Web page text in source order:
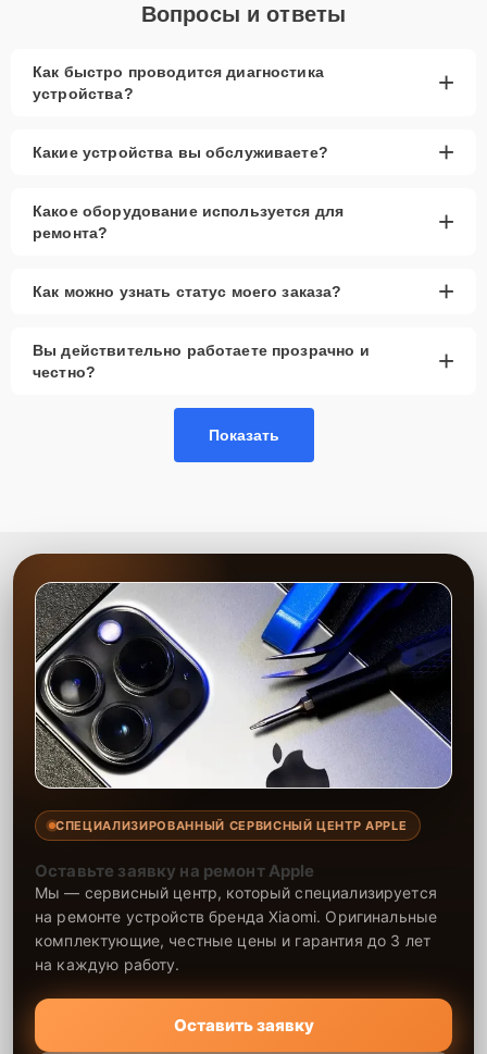
Вопросы и ответы
Как быстро проводится диагностика
устройства?
+
Какие устройства вы обслуживаете? +
Какое оборудование используется для
ремонта?
+
Как можно узнать статус моего заказа? +
Вы действительно работаете прозрачно и
честно?
+
Показать
СПЕЦИАЛИЗИРОВАННЫЙ СЕРВИСНЫЙ ЦЕНТР APPLE
Оставьте заявку на ремонт Apple
Мы — сервисный центр, который специализируется
на ремонте устройств бренда Xiaomi. Оригинальные
комплектующие, честные цены и гарантия до 3 лет
на каждую работу.
Оставить заявку